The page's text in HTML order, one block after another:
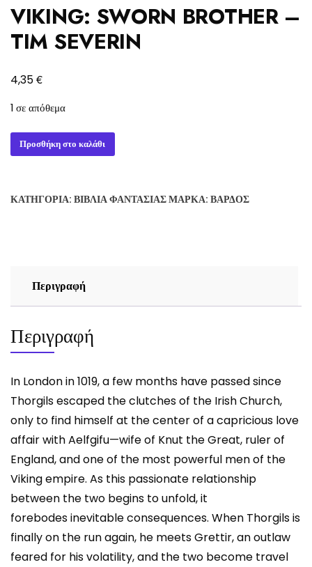
VIKING: SWORN BROTHER –
TIM SEVERIN
4,35€
1 σε απόθεμα
VIKING:
SWORN
TIM
Προσθήκη στο καλάθι
ΚΑΤΗΓΟΡΊΑ: ΒΙΒΛΊΑ ΦΑΝΤΑΣΊΑΣΜΆΡΚΑ: ΒΆΡΔΟΣ
Περιγραφή
Περιγραφή
In London in 1019, a few months have passed since
Thorgils escaped the clutches of the Irish Church,
only to find himself at the center of a capricious love
affair with Aelfgifu—wife of Knut the Great, ruler of
England, and one of the most powerful men of the
Viking empire. As this passionate relationship
between the two begins to unfold, it
forebodes inevitable consequences. When Thorgils is
finally on the run again, he meets Grettir, an outlaw
feared for his volatility, and the two become travel